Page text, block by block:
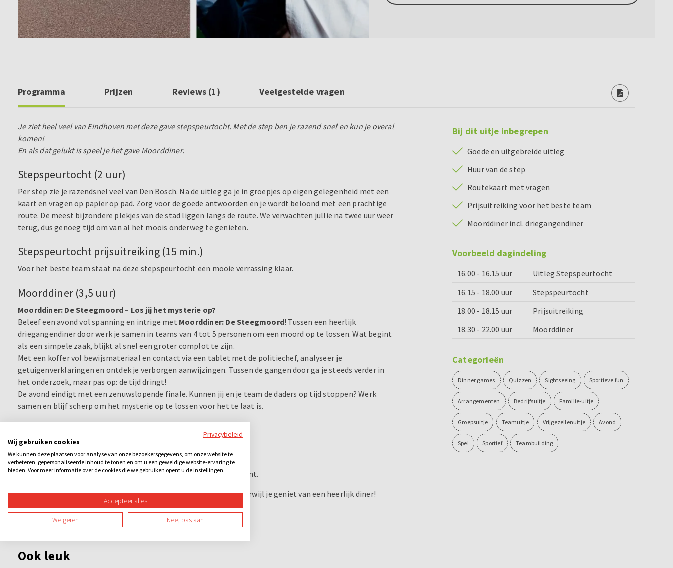
Programma Prijzen Reviews (1) Veelgestelde vragen
Je ziet heel veel van Eindhoven met deze gave stepspeurtocht. Met de step ben je razend snel en kun je overal
komen!
En als dat gelukt is speel je het gave Moorddiner.
Stepspeurtocht (2 uur)
Per step zie je razendsnel veel van Den Bosch. Na de uitleg ga je in groepjes op eigen gelegenheid met een
kaart en vragen op papier op pad. Zorg voor de goede antwoorden en je wordt beloond met een prachtige
route. De meest bijzondere plekjes van de stad liggen langs de route. We verwachten jullie na twee uur weer
terug, dus genoeg tijd om van al het moois onderweg te genieten.
Stepspeurtocht prijsuitreiking (15 min.)
Voor het beste team staat na deze stepspeurtocht een mooie verrassing klaar.
Moorddiner (3,5 uur)
Moorddiner: De Steegmoord – Los jij het mysterie op?
Beleef een avond vol spanning en intrige met Moorddiner: De Steegmoord! Tussen een heerlijk
driegangendiner door werk je samen in teams van 4 tot 5 personen om een moord op te lossen. Wat begint
als een simpele zaak, blijkt al snel een groter complot te zijn.
Met een koffer vol bewijsmateriaal en contact via een tablet met de politiechef, analyseer je
getuigenverklaringen en ontdek je verborgen aanwijzingen. Tussen de gangen door ga je steeds verder in
het onderzoek, maar pas op: de tijd dringt!
De avond eindigt met een zenuwslopende finale. Kunnen jij en je team de daders op tijd stoppen? Werk
samen en blijf scherp om het mysterie op te lossen voor het te laat is.
Interactief:Communiceer met de politiechef via de tablet.
Adembenemende finale:Voel de spanning tot het laatste moment.
Ga de uitdaging aan en ontdek of jij het mysterie kunt oplossen terwijl je geniet van een heerlijk diner!
Bij dit uitje inbegrepen
Goede en uitgebreide uitleg
Huur van de step
Routekaart met vragen
Prijsuitreiking voor het beste team
Moorddiner incl. driegangendiner
Voorbeeld dagindeling
16.00 - 16.15 uur
Uitleg Stepspeurtocht
16.15 - 18.00 uur
Stepspeurtocht
18.00 - 18.15 uur
Prijsuitreiking
18.30 - 22.00 uur
Moorddiner
Categorieën
Dinner games Quizzen Sightseeing Sportieve fun
Arrangementen Bedrijfsuitje Familie-uitje
Groepsuitje Teamuitje Vrijgezellenuitje Avond
Spel Sportief Teambuilding
Ook leuk
Privacybeleid
Wij gebruiken cookies
We kunnen deze plaatsen voor analyse van onze bezoekersgegevens, om onze website te
verbeteren, gepersonaliseerde inhoud te tonen en om u een geweldige website-ervaring te
bieden. Voor meer informatie over de cookies die we gebruiken opent u de instellingen.
Accepteer alles
Weigeren Nee, pas aan